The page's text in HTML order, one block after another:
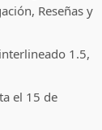
Reseñas y
1.5,
el 15 de